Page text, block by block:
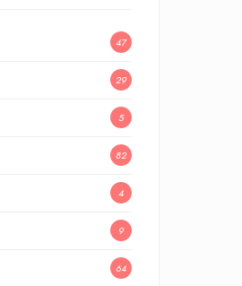
47
29
5
82
4
9
64